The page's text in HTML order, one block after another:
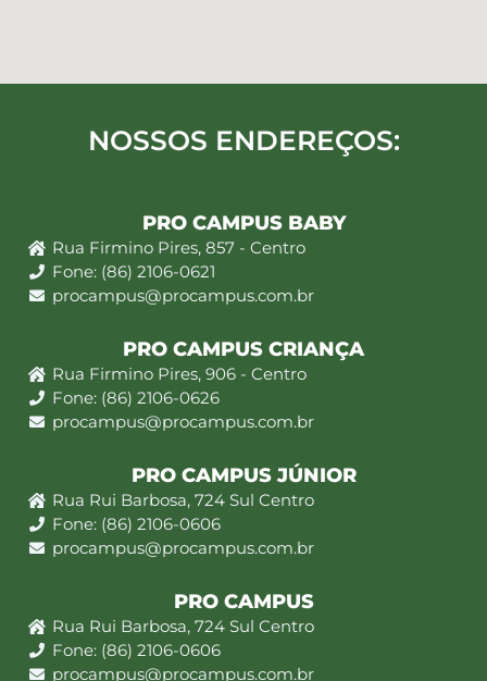
NOSSOS ENDEREÇOS:
PRO CAMPUS BABY
Rua Firmino Pires, 857 - Centro
Fone: (86) 2106-0621
procampus@procampus.com.br
PRO CAMPUS CRIANÇA
Rua Firmino Pires, 906 - Centro
Fone: (86) 2106-0626
procampus@procampus.com.br
PRO CAMPUS JÚNIOR
Rua Rui Barbosa, 724 Sul Centro
Fone: (86) 2106-0606
procampus@procampus.com.br
PRO CAMPUS
Rua Rui Barbosa, 724 Sul Centro
Fone: (86) 2106-0606
procampus@procampus.com.br